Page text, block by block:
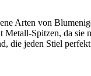
Arten von
Metall-Spitzen, da sie
die jeden Stiel